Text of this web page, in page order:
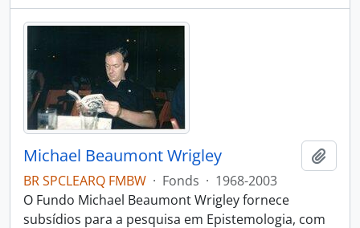
Michael Beaumont Wrigley
BR SPCLEARQ FMBW · Fonds · 1968-2003
O Fundo Michael Beaumont Wrigley fornece
subsídios para a pesquisa em Epistemologia, com